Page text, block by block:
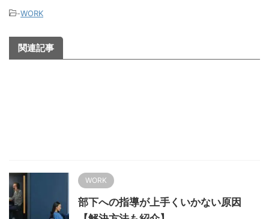
-WORK
関連記事
WORK
部下への指導が上手くいかない原因